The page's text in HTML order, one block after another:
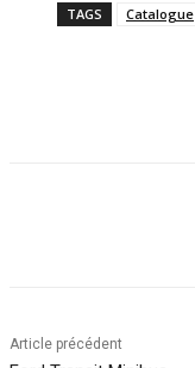
TAGS Catalogue
Article précédent